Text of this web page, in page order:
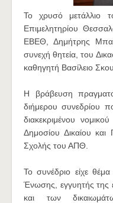
Το χρυσό μετάλλιο
Επιμελητηρίου
ΕΒΕΘ, Δημήτρης
συνεχή θητεία, του
καθηγητή Βασίλειο
Η βράβευση
διήμερου συνεδρίου
διακεκριμένου
Δημοσίου Δικαίου και
Σχολής του ΑΠΘ.
Το συνέδριο είχε
Ένωσης, εγγυητής της
και των